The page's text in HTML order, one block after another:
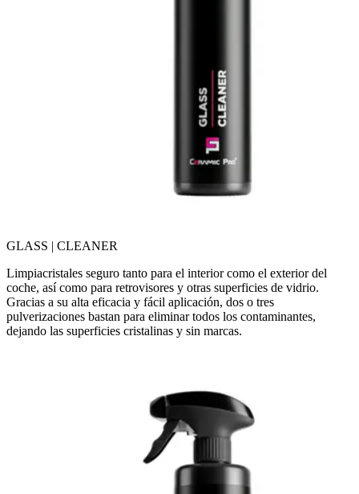
GLASS | CLEANER
Limpiacristales seguro tanto para el interior como el exterior del
coche, así como para retrovisores y otras superficies de vidrio.
Gracias a su alta eficacia y fácil aplicación, dos o tres
pulverizaciones bastan para eliminar todos los contaminantes,
dejando las superficies cristalinas y sin marcas.